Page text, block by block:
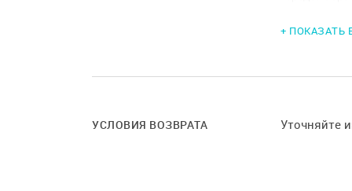
+ ПОКАЗАТЬ
УСЛОВИЯ ВОЗВРАТА Уточняйте